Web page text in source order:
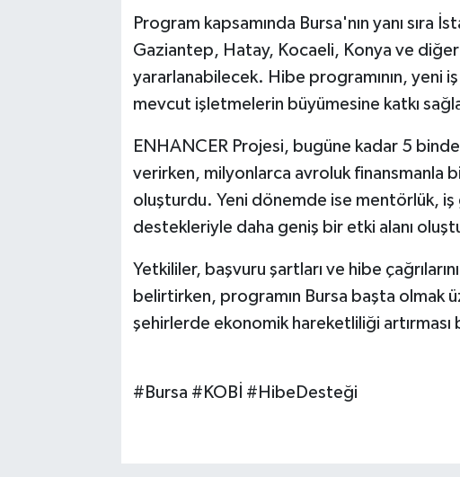
Program kapsamında Bursa'nın yanı sıra
Gaziantep, Hatay, Kocaeli, Konya ve
yararlanabilecek. Hibe programının, yeni
mevcut işletmelerin büyümesine katkı
ENHANCER Projesi, bugüne kadar 5
verirken, milyonlarca avroluk finansmanla
oluşturdu. Yeni dönemde ise mentörlük,
destekleriyle daha geniş bir etki alanı
Yetkililer, başvuru şartları ve hibe
belirtirken, programın Bursa başta olmak
şehirlerde ekonomik hareketliliği artırması
#Bursa #KOBİ #HibeDesteği